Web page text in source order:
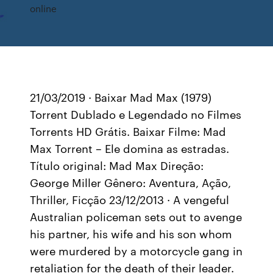
online
21/03/2019 · Baixar Mad Max (1979)
Torrent Dublado e Legendado no Filmes
Torrents HD Grátis. Baixar Filme: Mad
Max Torrent – Ele domina as estradas.
Título original: Mad Max Direção:
George Miller Gênero: Aventura, Ação,
Thriller, Ficção 23/12/2013 · A vengeful
Australian policeman sets out to avenge
his partner, his wife and his son whom
were murdered by a motorcycle gang in
retaliation for the death of their leader.